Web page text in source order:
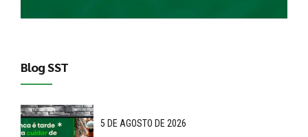
Blog SST
5 DE AGOSTO DE 2026